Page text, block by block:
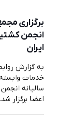
برگزاری
انجمن
ایران
به گزارش
خدمات
سالیانه
اعضا برگزار